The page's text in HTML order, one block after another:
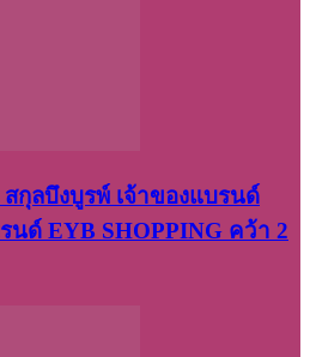
กุลบึงบูรพ์ เจ้าของแบรนด์
นด์ EYB SHOPPING คว้า 2